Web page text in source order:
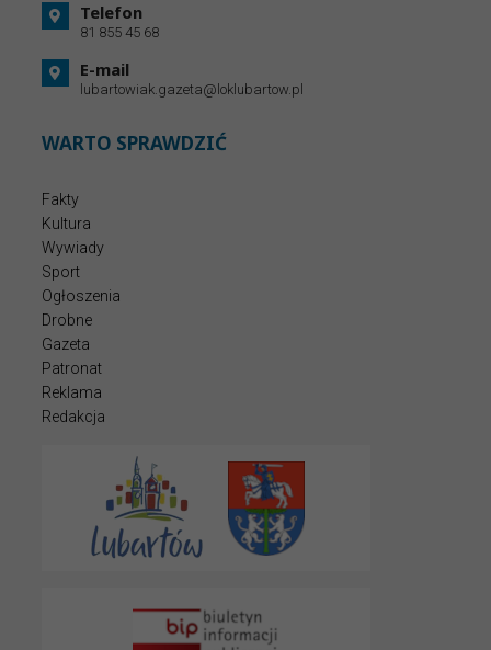
Telefon
81 855 45 68
E-mail
lubartowiak.gazeta@loklubartow.pl
WARTO SPRAWDZIĆ
Fakty
Kultura
Wywiady
Sport
Ogłoszenia
Drobne
Gazeta
Patronat
Reklama
Redakcja